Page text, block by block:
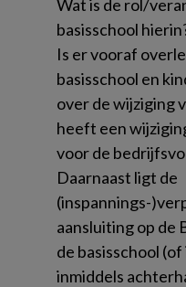
Wat is de rol/
basisschool
Is er vooraf
basisschool en
over de wijziging
heeft een
voor de
Daarnaast ligt de
(inspannings-
aansluiting op de
de basisschool
inmiddels